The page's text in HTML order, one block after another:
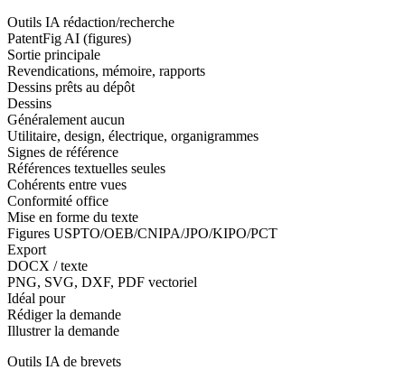
Outils IA rédaction/recherche
PatentFig AI (figures)
Sortie principale
Revendications, mémoire, rapports
Dessins prêts au dépôt
Dessins
Généralement aucun
Utilitaire, design, électrique, organigrammes
Signes de référence
Références textuelles seules
Cohérents entre vues
Conformité office
Mise en forme du texte
Figures USPTO/OEB/CNIPA/JPO/KIPO/PCT
Export
DOCX / texte
PNG, SVG, DXF, PDF vectoriel
Idéal pour
Rédiger la demande
Illustrer la demande
Outils IA de brevets